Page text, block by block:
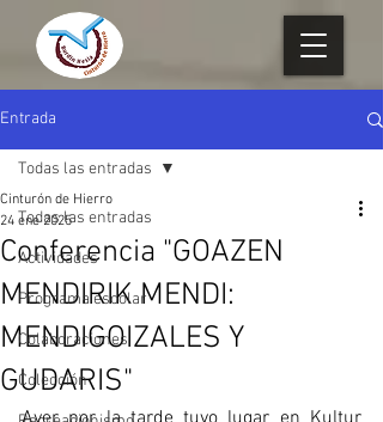
Entrada
Todas las entradas
Actividades
Programa escolar
Colaboraciones
Colección
Todas las entradas
Conferencia "GOAZEN
MENDIRIK MENDI:
MENDIGOIZALES Y
GUDARIS"
Cinturón de Hierro
24 ene 2025